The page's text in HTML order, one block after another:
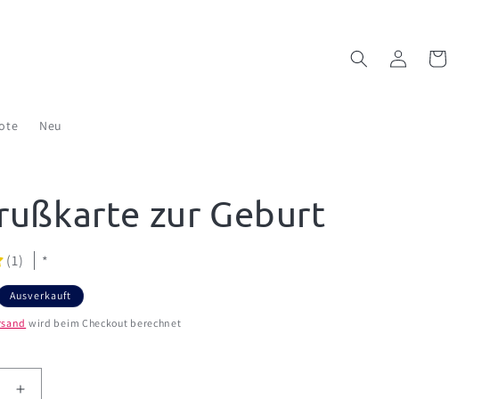
Neu
EinloggenWarenkorb
zur Geburt
(1) *
Ausverkauft
wird beim Checkout berechnet